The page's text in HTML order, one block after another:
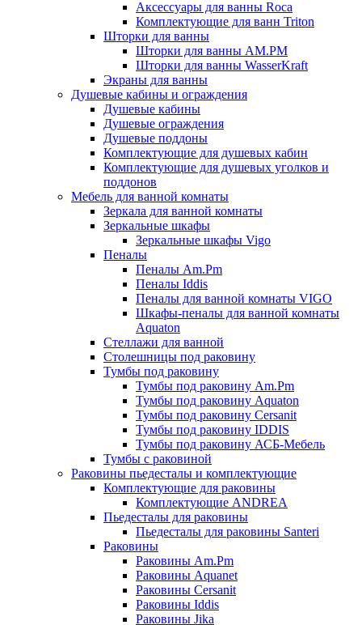
Аксессуары для ванны Roca
Комплектующие для ванн Triton
Шторки для ванны
Шторки для ванны AM.PM
Шторки для ванны WasserKraft
Экраны для ванны
Душевые кабины и ограждения
Душевые кабины
Душевые ограждения
Душевые поддоны
Комплектующие для душевых кабин
Комплектующие для душевых уголков и
поддонов
Мебель для ванной комнаты
Зеркала для ванной комнаты
Зеркальные шкафы
Зеркальные шкафы Vigo
Пеналы
Пеналы Am.Pm
Пеналы Iddis
Пеналы для ванной комнаты VIGO
Шкафы-пеналы для ванной комнаты
Aquaton
Стеллажи для ванной
Столешницы под раковину
Тумбы под раковину
Тумбы под раковину Am.Pm
Тумбы под раковину Aquaton
Тумбы под раковину Cersanit
Тумбы под раковину IDDIS
Тумбы под раковину АСБ-Мебель
Тумбы с раковиной
Раковины пьедесталы и комплектующие
Комплектующие для раковины
Комплектующие ANDREA
Пьедесталы для раковины
Пьедесталы для раковины Santeri
Раковины
Раковины Am.Pm
Раковины Aquanet
Раковины Cersanit
Раковины Iddis
Раковины Jika